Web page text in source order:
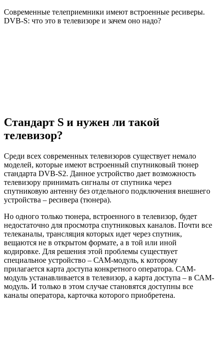
Современные телеприемники имеют встроенные ресиверы.
DVB-S: что это в телевизоре и зачем оно надо?
Стандарт S и нужен ли такой
телевизор?
Среди всех современных телевизоров существует немало
моделей, которые имеют встроенный спутниковый тюнер
стандарта DVB-S2. Данное устройство дает возможность
телевизору принимать сигналы от спутника через
спутниковую антенну без отдельного подключения внешнего
устройства – ресивера (тюнера).
Но одного только тюнера, встроенного в телевизор, будет
недостаточно для просмотра спутниковых каналов. Почти все
телеканалы, трансляция которых идет через спутник,
вещаются не в открытом формате, а в той или иной
кодировке. Для решения этой проблемы существует
специальное устройство – САМ-модуль, к которому
прилагается карта доступа конкретного оператора. САМ-
модуль устанавливается в телевизор, а карта доступа – в САМ-
модуль. И только в этом случае становятся доступны все
каналы оператора, карточка которого приобретена.